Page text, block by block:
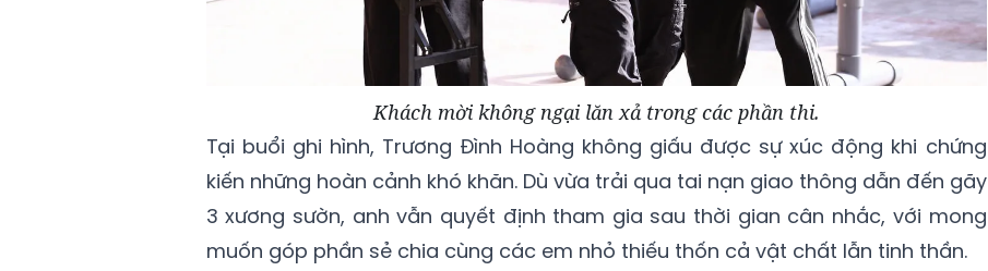
Khách mời không ngại lăn xả trong các phần thi.
Tại buổi ghi hình, Trương Đình Hoàng không giấu được sự xúc động khi chứng
kiến những hoàn cảnh khó khăn. Dù vừa trải qua tai nạn giao thông dẫn đến gãy
3 xương sườn, anh vẫn quyết định tham gia sau thời gian cân nhắc, với mong
muốn góp phần sẻ chia cùng các em nhỏ thiếu thốn cả vật chất lẫn tinh thần.